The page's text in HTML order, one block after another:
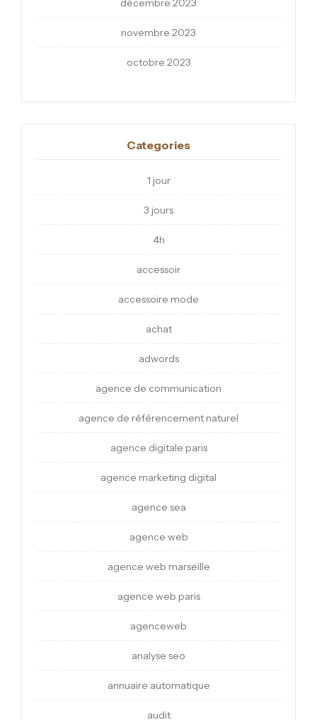
décembre 2023
novembre 2023
octobre 2023
Categories
1 jour
3 jours
4h
accessoir
accessoire mode
achat
adwords
agence de communication
agence de référencement naturel
agence digitale paris
agence marketing digital
agence sea
agence web
agence web marseille
agence web paris
agenceweb
analyse seo
annuaire automatique
audit